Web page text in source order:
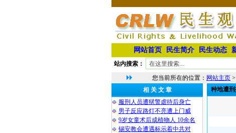
网站首页 民生简介 民生动态
站内搜索：
您当前所在的位置： 网站主页 >
相 关 文 章
服刑人员遭狱警虐待后身亡
男子反应路灯不亮遭上门威
9岁女童术后成植物人 10余名
锡安教会遭遇标示着中共对
种地遭